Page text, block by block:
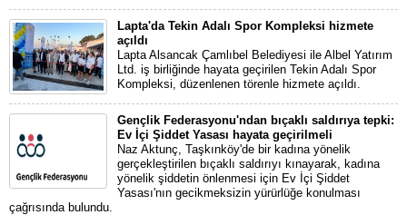
Lapta'da Tekin Adalı Spor Kompleksi hizmete
açıldı
Lapta Alsancak Çamlıbel Belediyesi ile Albel Yatırım
Ltd. iş birliğinde hayata geçirilen Tekin Adalı Spor
Kompleksi, düzenlenen törenle hizmete açıldı.
Gençlik Federasyonu'ndan bıçaklı saldırıya tepki:
Ev İçi Şiddet Yasası hayata geçirilmeli
Naz Aktunç, Taşkınköy'de bir kadına yönelik
gerçekleştirilen bıçaklı saldırıyı kınayarak, kadına
yönelik şiddetin önlenmesi için Ev İçi Şiddet
Yasası'nın gecikmeksizin yürürlüğe konulması
çağrısında bulundu.